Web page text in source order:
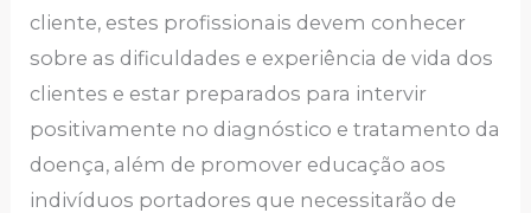
cliente, estes profissionais devem conhecer
sobre as dificuldades e experiência de vida dos
clientes e estar preparados para intervir
positivamente no diagnóstico e tratamento da
doença, além de promover educação aos
indivíduos portadores que necessitarão de